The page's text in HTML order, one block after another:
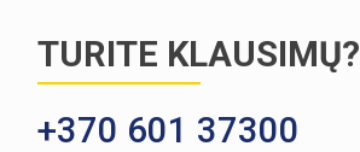
TURITE KLAUSIMŲ?
+370 601 37300